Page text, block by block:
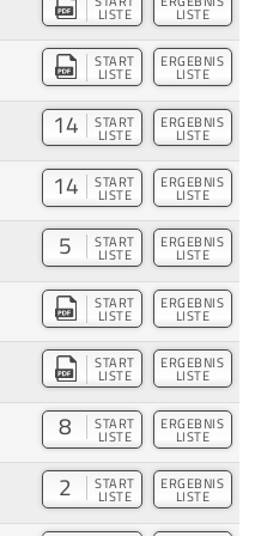
LISTE LISTE
START
LISTE
ERGEBNIS
LISTE
14 START
LISTE
ERGEBNIS
LISTE
14 START
LISTE
ERGEBNIS
LISTE
5 START
LISTE
ERGEBNIS
LISTE
START
LISTE
ERGEBNIS
LISTE
START
LISTE
ERGEBNIS
LISTE
8 START
LISTE
ERGEBNIS
LISTE
2 START
LISTE
ERGEBNIS
LISTE